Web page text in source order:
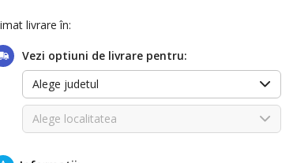
livrare în:
Vezi optiuni de livrare pentru:
Alege judetul
Alege localitatea